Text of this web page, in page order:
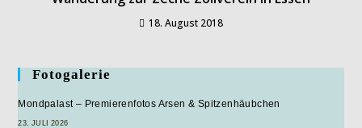
18. August 2018
Fotogalerie
Mondpalast – Premierenfotos Arsen & Spitzenhäubchen
23. JULI 2026